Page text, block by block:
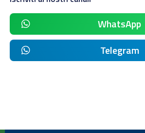
WhatsApp
Telegram